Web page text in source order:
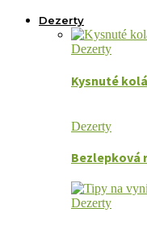
Dezerty
Dezerty
Kysnuté
Dezerty
Bezlepková
Dezerty